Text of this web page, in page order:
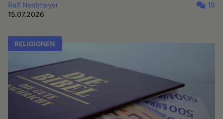
Ralf Nestmeyer
15.07.2026
19
RELIGIONEN